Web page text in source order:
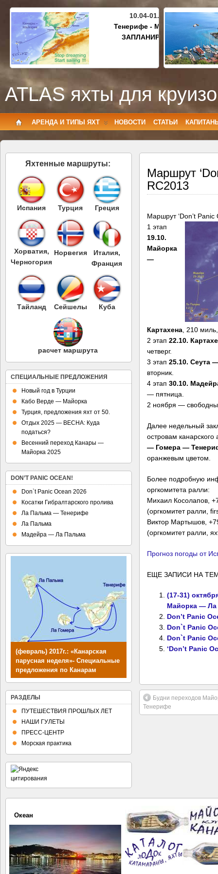
10.04-01.05.2027
Тенерифе - Майорка
ЗАПЛАНИРОВАНО
ATLAS яхты для
АРЕНДА И ТИПЫ ЯХТ НОВОСТИ СТАТЬИ
Маршрут
RC2013
Маршрут ‘Don’t Panic
1 этап
19.10.
Майорка
—
Картахена , 210
2 этап 22.10.
четверг.
3 этап 25.10. Сеута
вторник.
4 этап 30.10.
— пятница.
2 ноября —
Далее недельный
островам
— Гомера —
оранжевым цветом.
Более подробную
оргкомитета ралли:
Михаил Косолапов,
(оргкомитет ралли,
Виктор Мартышов,
(оргкомитет ралли,
Прогноз погоды от
ЕЩЕ ЗАПИСИ НА
(17-31)
Майорка — Ла
Don’t Panic
Don`t Panic
Don`t Panic
‘Don’t Panic
Будни переходов
Тенерифе
Яхтенные маршруты:
Испания Турция Греция
Хорватия,
Черногория
Норвегия
Италия,
Франция
Тайланд Сейшелы Куба
расчет маршрута
СПЕЦИАЛЬНЫЕ ПРЕДЛОЖЕНИЯ
Новый год в Турции
Кабо Верде — Майорка
Турция, предложения яхт от 50.
Отдых 2025 — ВЕСНА: Куда
податься?
Весенний переход Канары —
Майорка 2025
DON’T PANIC OCEAN!
Don`t Panic Ocean 2026
Косатки Гибралтарского пролива
Ла Пальма — Тенерифе
Ла Пальма
Мадейра — Ла Пальма
(февраль) 2017г.: «Канарская
парусная неделя»- Специальные
предложения по Канарам
РАЗДЕЛЫ
ПУТЕШЕСТВИЯ ПРОШЛЫХ ЛЕТ
НАШИ ГУЛЕТЫ
ПРЕСС-ЦЕНТР
Морская практика
Океан